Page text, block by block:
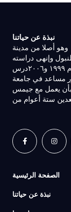
نبذة عن حياتنا
ولد الدكتور جاهد فورال في انقرة عام ١٩٨١ ‏وهو أصلا من مدينة
وإنهى دراسته
المتوسطة والإعدادية في أنقرة ‏.ما بين الأعوام ١٩٩٩ و٢٠٠٦درس
مساعد في جامعة
له فرصة بأن يعمل مع ‏جيمس
ستة أعوام من
الصفحة الرئيسية
نبذة عن حياتنا